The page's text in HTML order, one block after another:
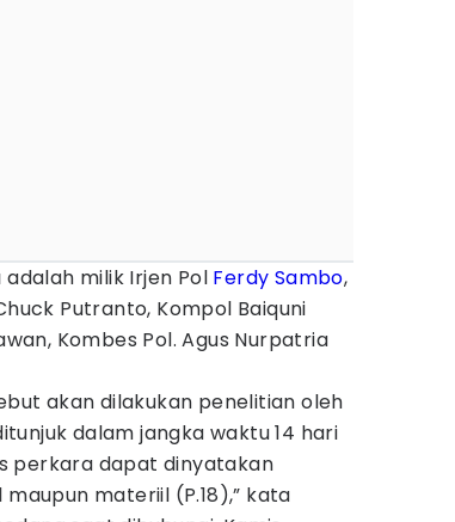
milik Irjen Pol Ferdy Sambo,
Putranto, Kompol Baiquni
Kombes Pol. Agus Nurpatria
akan dilakukan penelitian oleh
dalam jangka waktu 14 hari
perkara dapat dinyatakan
materiil (P.18),” kata